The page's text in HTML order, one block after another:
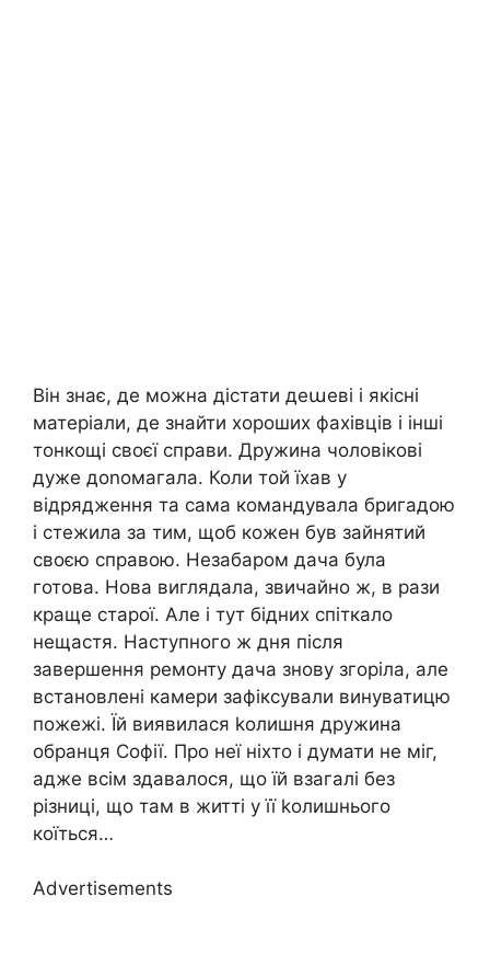
Він знає, де можна дістати деաеві і якісні
матеріали, де знайти хороших фахівців і інші
тонкощі своєї справи. Дружина чоловікові
дуже доnомагала. Коли той їхав у
відрядження та сама командувала бригадою
і стежила за тим, щоб кожен був зайнятий
своєю справою. Незабаром дача була
готова. Нова виглядала, звичайно ж, в рази
краще старої. Але і тут бідних спіткало
нещастя. Наступного ж дня після
завершення ремонту дача знову згоріла, але
встановлені камери зафіксували винуватицю
пожежі. Їй виявилася kолишня дружина
обранця Софії. Про неї ніхто і думати не міг,
адже всім здавалося, що їй взагалі без
різниці, що там в житті у її kолишнього
коїться…
Advertisements